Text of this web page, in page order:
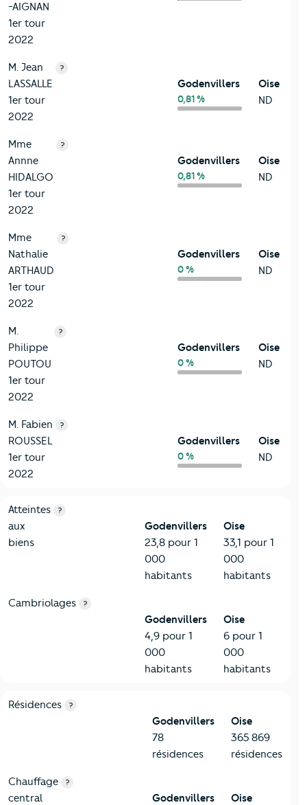
-AIGNAN
1er tour
2022
M. Jean
LASSALLE
1er tour
2022
?
Godenvillers
0,81 %
Oise
ND
Mme
Annne
HIDALGO
1er tour
2022
?
Godenvillers
0,81 %
Oise
ND
Mme
Nathalie
ARTHAUD
1er tour
2022
?
Godenvillers
0 %
Oise
ND
M.
Philippe
POUTOU
1er tour
2022
?
Godenvillers
0 %
Oise
ND
M. Fabien
ROUSSEL
1er tour
2022
?
Godenvillers
0 %
Oise
ND
7-Sécurité
Critères
Atteintes
aux
biens
?
Godenvillers
23,8 pour 1
000
habitants
Oise
33,1 pour 1
000
habitants
Cambriolages ?
Godenvillers
4,9 pour 1
000
habitants
Oise
6 pour 1
000
habitants
8-Chauffage
Critères Godenvillers
Résidences ?
Godenvillers
78
résidences
Oise
365 869
résidences
Chauffage
central
?
Godenvillers Oise